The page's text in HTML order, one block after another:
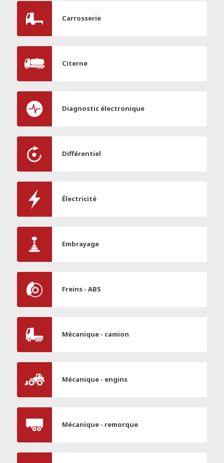
Carrosserie
Citerne
Diagnostic électronique
Différentiel
Électricité
Embrayage
Freins - ABS
Mécanique - camion
Mécanique - engins
Mécanique - remorque